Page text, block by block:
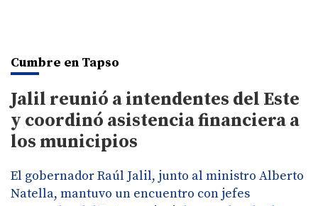
Cumbre en Tapso
Jalil reunió a intendentes del Este
y coordinó asistencia financiera a
los municipios
El gobernador Raúl Jalil, junto al ministro Alberto
Natella, mantuvo un encuentro con jefes